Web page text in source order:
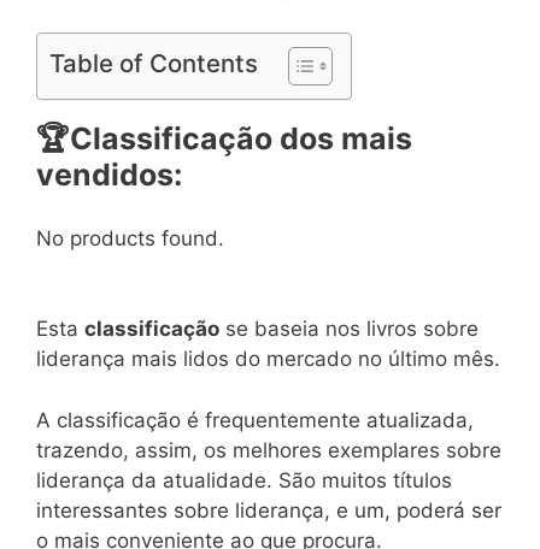
Table of Contents
🏆Classificação dos mais
vendidos:
No products found.
Esta classificação se baseia nos livros sobre
liderança mais lidos do mercado no último mês.
A classificação é frequentemente atualizada,
trazendo, assim, os melhores exemplares sobre
liderança da atualidade. São muitos títulos
interessantes sobre liderança, e um, poderá ser
o mais conveniente ao que procura.